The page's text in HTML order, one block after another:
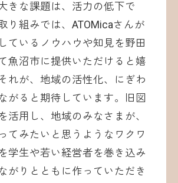
きな課題は、活力の低下で
り組みでは、ATOMicaさんが
ているノウハウや知見を野田
魚沼市に提供いただけると嬉
れが、地域の活性化、にぎわ
がると期待しています。旧図
活用し、地域のみなさまが、
てみたいと思うようなワクワ
学生や若い経営者を巻き込み
がりとともに作っていただき